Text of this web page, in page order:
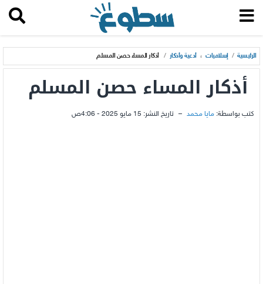
الرئيسية / إسلاميات ، أدعية وأذكار / أذكار المساء حصن المسلم
أذكار المساء حصن المسلم
كتب بواسطة: مايا محمد – تاريخ النشر: 15 مايو 2025 - 4:06ص